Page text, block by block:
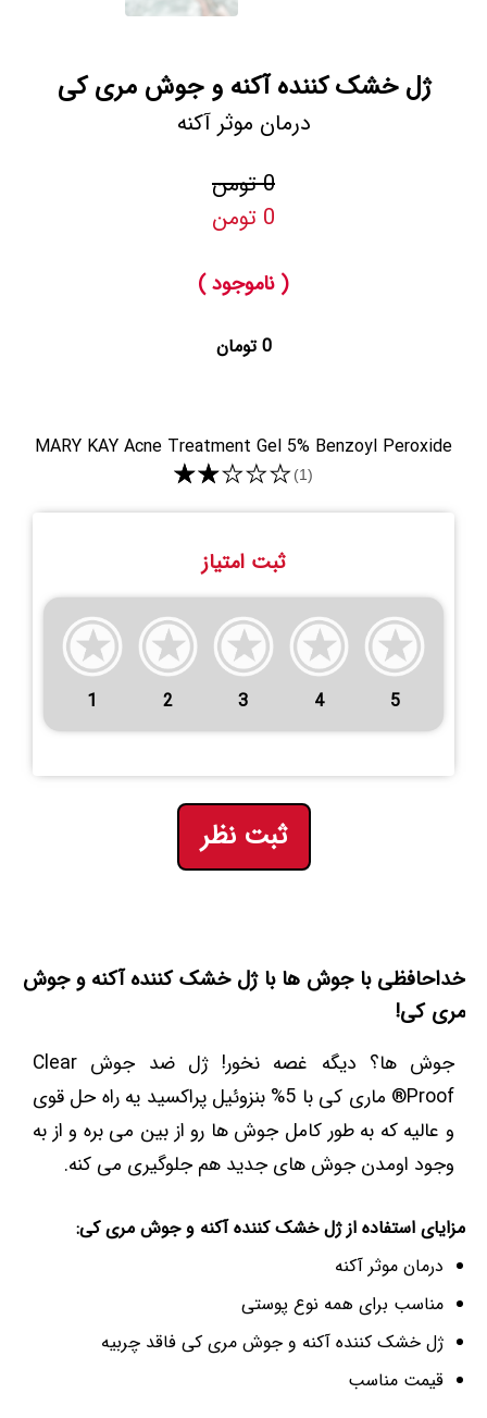
ژل خشک کننده آکنه و جوش مری کی
درمان موثر آکنه
0 تومن
0 تومن
( ناموجود )
0 تومان
MARY KAY Acne Treatment Gel 5% Benzoyl Peroxide
★★★★★(1)
ثبت امتیاز
1 2 3 4 5
ثبت نظر
خداحافظی با جوش ها با ژل خشک کننده آکنه و جوش
مری کی!
جوش ها؟ دیگه غصه نخور! ژل ضد جوش Clear
Proof® ماری کی با 5% بنزوئیل پراکسید یه راه حل قوی
و عالیه که به طور کامل جوش ها رو از بین می بره و از به
وجود اومدن جوش های جدید هم جلوگیری می کنه.
مزایای استفاده از ژل خشک کننده آکنه و جوش مری کی:
درمان موثر آکنه
مناسب برای همه نوع پوستی
ژل خشک کننده آکنه و جوش مری کی فاقد چربیه
قیمت مناسب